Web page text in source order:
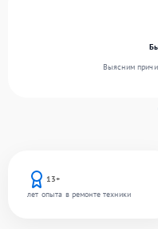
13+
лет опыта в ремонте техники
Выясним